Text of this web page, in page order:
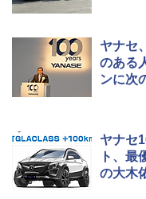
ヤナセ
のある
ンに次
ヤナセ
ト、最
の大木